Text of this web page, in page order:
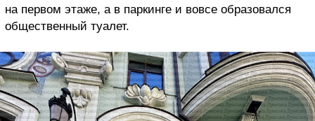
на первом этаже, а в паркинге и вовсе образовался
общественный туалет.